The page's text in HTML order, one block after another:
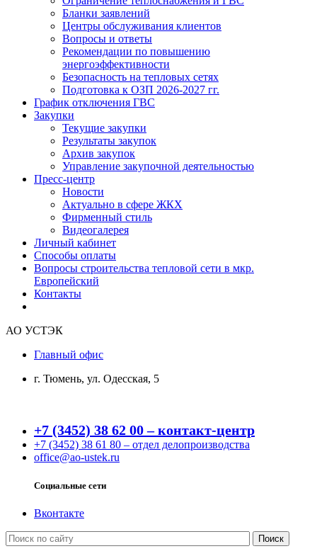
Бланки заявлений
Центры обслуживания клиентов
Вопросы и ответы
Рекомендации по повышению
энергоэффективности
Безопасность на тепловых сетях
Подготовка к ОЗП 2026-2027 гг.
График отключения ГВС
Закупки
Текущие закупки
Результаты закупок
Архив закупок
Управление закупочной деятельностью
Пресс-центр
Новости
Актуально в сфере ЖКХ
Фирменный стиль
Видеогалерея
Личный кабинет
Способы оплаты
Вопросы строительства тепловой сети в мкр.
Европейский
Контакты
АО УСТЭК
Главный офис
г. Тюмень, ул. Одесская, 5
+7 (3452) 38 62 00 – контакт-центр
+7 (3452) 38 61 80 – отдел делопроизводства
office@ao-ustek.ru
Социальные сети
Вконтакте